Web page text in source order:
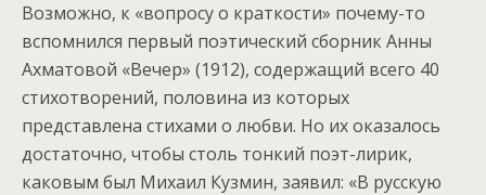
Возможно, к «вопросу о краткости» почему-то
вспомнился первый поэтический сборник Анны
Ахматовой «Вечер» (1912), содержащий всего 40
стихотворений, половина из которых
представлена стихами о любви. Но их оказалось
достаточно, чтобы столь тонкий поэт-лирик,
каковым был Михаил Кузмин, заявил: «В русскую